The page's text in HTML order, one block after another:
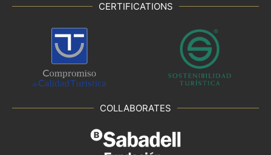
CERTIFICATIONS
COLLABORATES